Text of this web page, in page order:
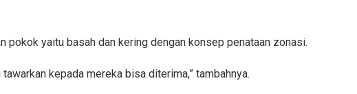
pokok yaitu basah dan kering dengan konsep penataan zonasi.
kepada mereka bisa diterima,” tambahnya.